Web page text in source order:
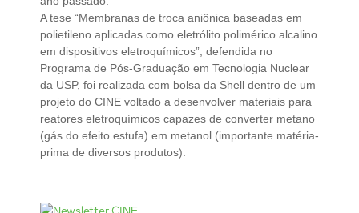
A tese “Membranas de troca aniônica baseadas em
polietileno aplicadas como eletrólito polimérico alcalino
em dispositivos eletroquímicos”, defendida no
Programa de Pós-Graduação em Tecnologia Nuclear
da USP, foi realizada com bolsa da Shell dentro de um
projeto do CINE voltado a desenvolver materiais para
reatores eletroquímicos capazes de converter metano
(gás do efeito estufa) em metanol (importante matéria-
prima de diversos produtos).